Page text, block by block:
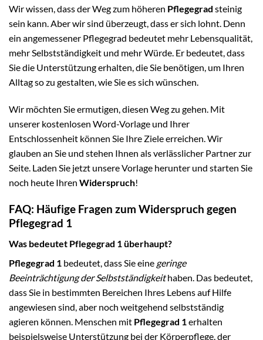
Wir wissen, dass der Weg zum höheren Pflegegrad steinig
sein kann. Aber wir sind überzeugt, dass er sich lohnt. Denn
ein angemessener Pflegegrad bedeutet mehr Lebensqualität,
mehr Selbstständigkeit und mehr Würde. Er bedeutet, dass
Sie die Unterstützung erhalten, die Sie benötigen, um Ihren
Alltag so zu gestalten, wie Sie es sich wünschen.
Wir möchten Sie ermutigen, diesen Weg zu gehen. Mit
unserer kostenlosen Word-Vorlage und Ihrer
Entschlossenheit können Sie Ihre Ziele erreichen. Wir
glauben an Sie und stehen Ihnen als verlässlicher Partner zur
Seite. Laden Sie jetzt unsere Vorlage herunter und starten Sie
noch heute Ihren Widerspruch!
FAQ: Häufige Fragen zum Widerspruch gegen
Pflegegrad 1
Was bedeutet Pflegegrad 1 überhaupt?
Pflegegrad 1 bedeutet, dass Sie eine geringe
Beeinträchtigung der Selbstständigkeithaben. Das bedeutet,
dass Sie in bestimmten Bereichen Ihres Lebens auf Hilfe
angewiesen sind, aber noch weitgehend selbstständig
agieren können. Menschen mit Pflegegrad 1 erhalten
beispielsweise Unterstützung bei der Körperpflege, der